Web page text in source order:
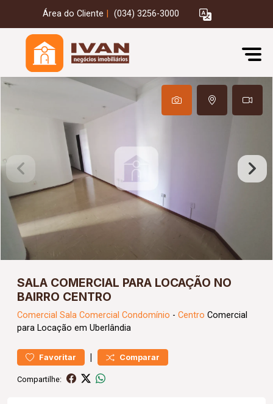
Área do Cliente (034) 3256-3000
SALA COMERCIAL PARA LOCAÇÃO NO
BAIRRO CENTRO
Comercial Sala Comercial Condomínio - Centro Comercial
para Locação em Uberlândia
Favoritar | Comparar
Compartilhe: